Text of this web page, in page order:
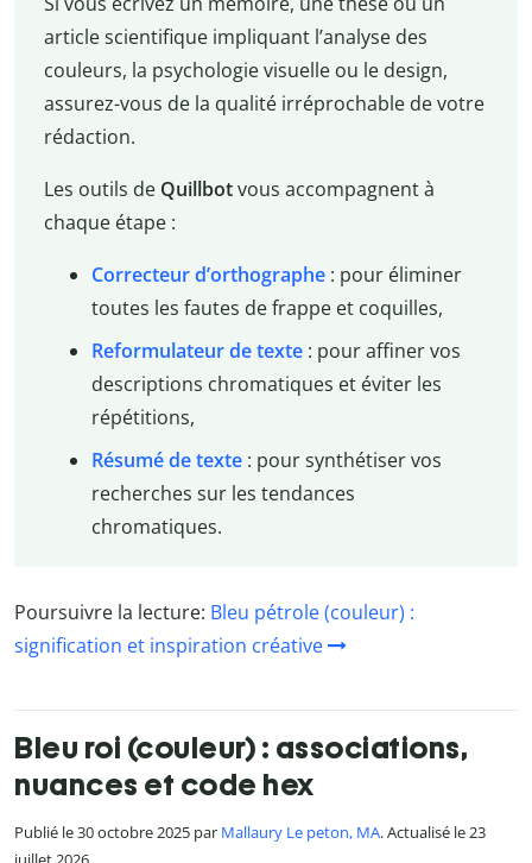
article scientifique impliquant l’analyse des
couleurs, la psychologie visuelle ou le design,
assurez-vous de la qualité irréprochable de votre
rédaction.
Les outils de Quillbotvous accompagnent à
chaque étape :
Correcteur d’orthographe: pour éliminer
toutes les fautes de frappe et coquilles,
Reformulateur de texte: pour affiner vos
descriptions chromatiques et éviter les
répétitions,
Résumé de texte: pour synthétiser vos
recherches sur les tendances
chromatiques.
Poursuivre la lecture: Bleu pétrole (couleur) :
signification et inspiration créative
Bleu roi (couleur) : associations,
nuances et code hex
Publié le 30 octobre 2025 par Mallaury Le peton, MA. Actualisé le 23